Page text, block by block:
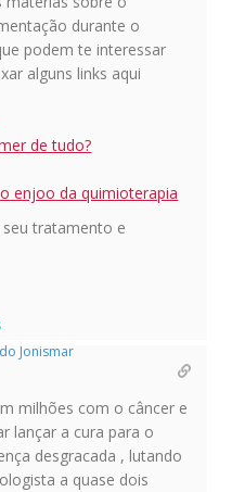
durante o
podem te interessar
alguns links aqui
de tudo?
enjoo da quimioterapia
tratamento e
Jonismar
milhões com o câncer e
lançar a cura para o
desgracada , lutando
a quase dois